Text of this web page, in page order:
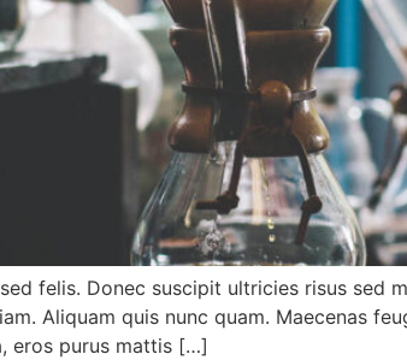
felis. Donec suscipit ultricies risus
Aliquam quis nunc quam. Maecenas
eros purus mattis […]